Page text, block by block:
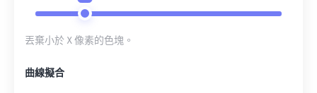
丟棄小於 X 像素的色塊。
曲線擬合